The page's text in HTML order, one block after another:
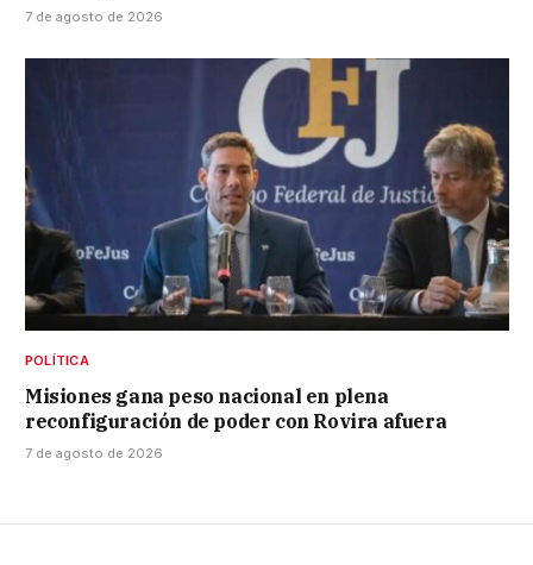
7 de agosto de 2026
POLÍTICA
Misiones gana peso nacional en plena
reconfiguración de poder con Rovira afuera
7 de agosto de 2026